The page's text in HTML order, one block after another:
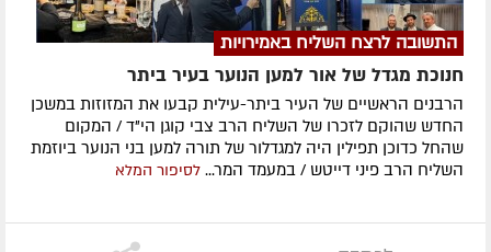
התשובה לרצח השליח באמירויות
חנוכת מגדל של אור למען הנוער בעיר ביתר
הרבנים הראשיים של העיר ביתר-עילית קבעו את המזוזות במשכן
החדש שהוקם לזכרו של השליח הרב צבי קוגן הי"ד / המקום
שהחל כדוכן תפילין היה למגדלור של תורה למען בני הנוער ביוזמת
השליח הרב פיני דייטש / במעמד המר... לסיפור המלא